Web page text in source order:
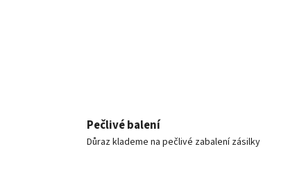
Pečlivé balení
Důraz klademe na pečlivé zabalení zásilky